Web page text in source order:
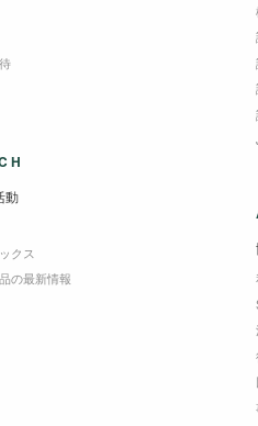
動
クス
の最新情報